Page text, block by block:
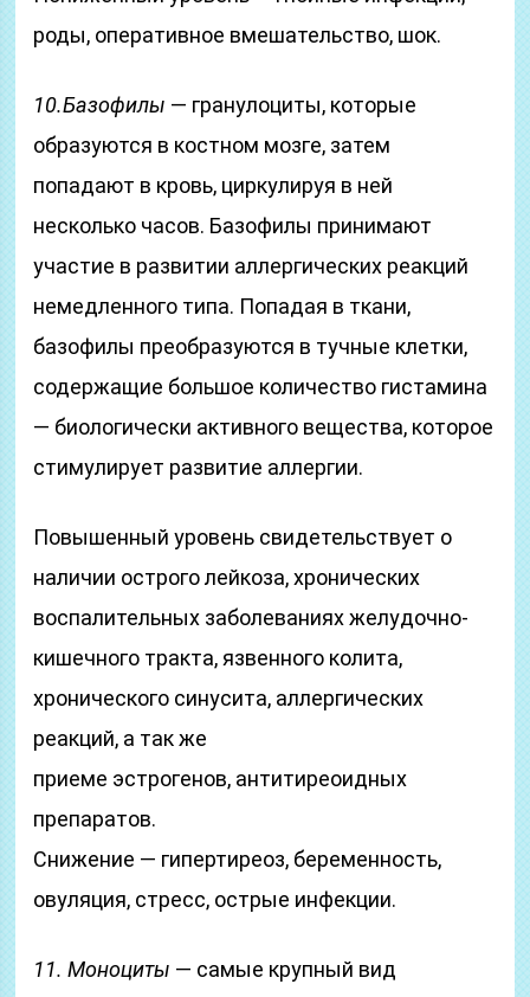
роды, оперативное вмешательство, шок.
10.Базофилы — гранулоциты, которые
образуются в костном мозге, затем
попадают в кровь, циркулируя в ней
несколько часов. Базофилы принимают
участие в развитии аллергических реакций
немедленного типа. Попадая в ткани,
базофилы преобразуются в тучные клетки,
содержащие большое количество гистамина
— биологически активного вещества, которое
стимулирует развитие аллергии.
Повышенный уровень свидетельствует о
наличии острого лейкоза, хронических
воспалительных заболеваниях желудочно-
кишечного тракта, язвенного колита,
хронического синусита, аллергических
реакций, а так же
приеме эстрогенов, антитиреоидных
препаратов.
Снижение — гипертиреоз, беременность,
овуляция, стресс, острые инфекции.
11. Моноциты — самые крупный вид